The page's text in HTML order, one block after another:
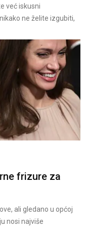
već iskusni
ne želite izgubiti,
frizure za
ali gledano u općoj
nosi najviše